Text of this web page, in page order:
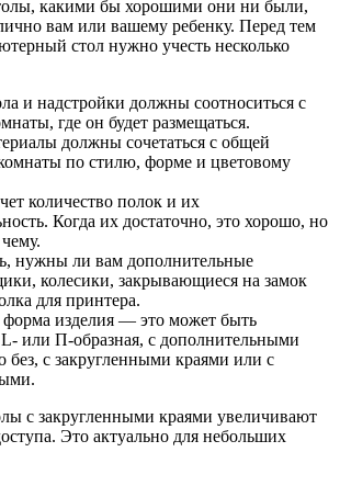
какими бы хорошими они ни были,
вам или вашему ребенку. Перед тем
стол нужно учесть несколько
и надстройки должны соотноситься с
где он будет размещаться.
должны сочетаться с общей
по стилю, форме и цветовому
количество полок и их
Когда их достаточно, это хорошо, но
нужны ли вам дополнительные
колесики, закрывающиеся на замок
для принтера.
форма изделия — это может быть
L- или П-образная, с дополнительными
без, с закругленными краями или с
с закругленными краями увеличивают
Это актуально для небольших